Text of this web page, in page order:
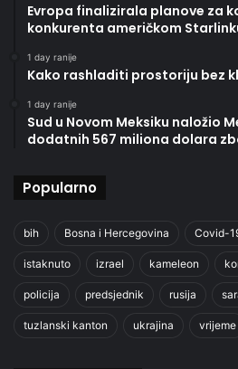
Evropa finalizirala planove za
konkurenta američkom
1 day ranije
Kako rashladiti prostoriju bez
1 day ranije
Sud u Novom Meksiku naložio
dodatnih 567 miliona dolara
Popularno
bih Bosna i Hercegovina Covid-
istaknuto izrael kameleon
policija predsjednik rusija
tuzlanski kanton ukrajina vrijeme